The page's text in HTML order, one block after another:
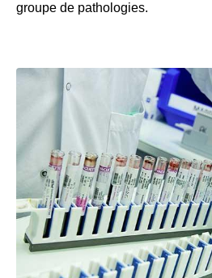
groupe de pathologies.